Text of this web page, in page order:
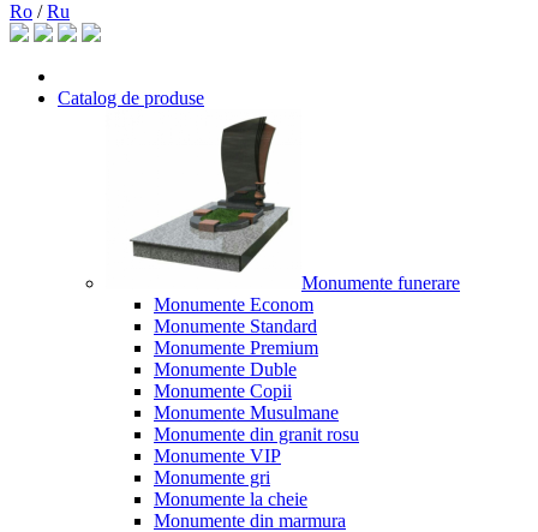
Ro /Ru
Catalog de produse
Monumente funerare
Monumente Econom
Monumente Standard
Monumente Premium
Monumente Duble
Monumente Copii
Monumente Musulmane
Monumente din granit rosu
Monumente VIP
Monumente gri
Monumente la cheie
Monumente din marmura